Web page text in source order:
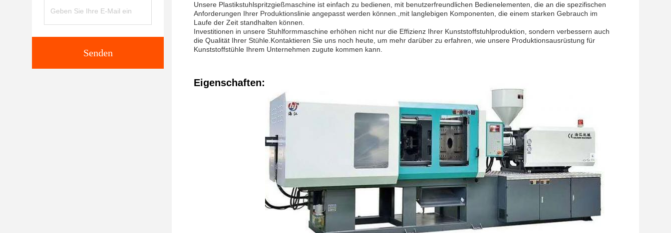
Senden
Unsere Plastikstuhlspritzgießmaschine ist einfach zu bedienen, mit benutzerfreundlichen Bedienelementen, die an die spezifischen
Anforderungen Ihrer Produktionslinie angepasst werden können.,mit langlebigen Komponenten, die einem starken Gebrauch im
Laufe der Zeit standhalten können.
Investitionen in unsere Stuhlformmaschine erhöhen nicht nur die Effizienz Ihrer Kunststoffstuhlproduktion, sondern verbessern auch
die Qualität Ihrer Stühle.Kontaktieren Sie uns noch heute, um mehr darüber zu erfahren, wie unsere Produktionsausrüstung für
Kunststoffstühle Ihrem Unternehmen zugute kommen kann.
Eigenschaften: